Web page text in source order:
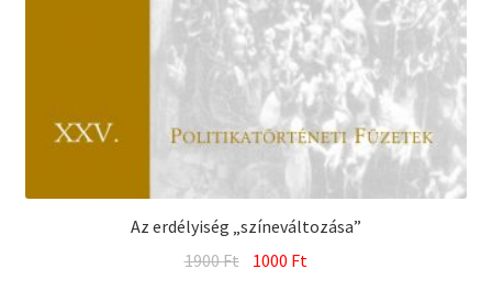
Az erdélyiség „színeváltozása”
1900Ft Original
1000 Ft